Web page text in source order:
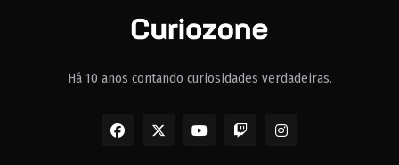
Há 10 anos contando curiosidades verdadeiras.